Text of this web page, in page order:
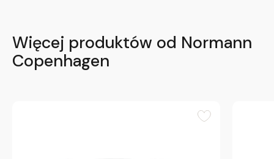
Więcej produktów od Normann
Copenhagen